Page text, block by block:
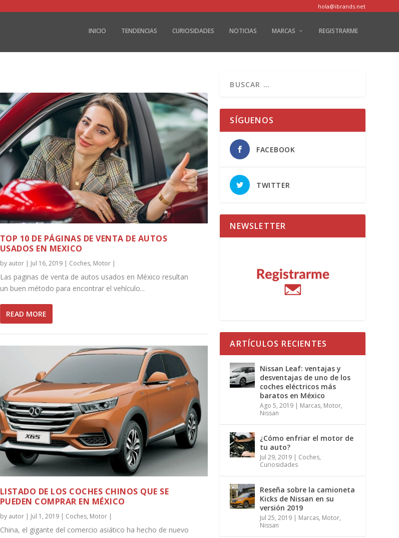
hola@ibrands.net
INICIO TENDENCIAS CURIOSIDADES NOTICIAS MARCAS REGISTRARME
TOP 10 DE PÁGINAS DE VENTA DE AUTOS
USADOS EN MEXICO
by autor| Jul 16, 2019| Coches, Motor|
Las paginas de venta de autos usados en México resultan
un buen método para encontrar el vehículo...
READ MORE
LISTADO DE LOS COCHES CHINOS QUE SE
PUEDEN COMPRAR EN MÉXICO
by autor| Jul 1, 2019| Coches, Motor|
China, el gigante del comercio asiático ha hecho de nuevo
SÍGUENOS
FACEBOOK
TWITTER
NEWSLETTER
ARTÍCULOS RECIENTES
Nissan Leaf: ventajas y
desventajas de uno de los
coches eléctricos más
baratos en México
Ago 5, 2019 | Marcas, Motor,
Nissan
¿Cómo enfriar el motor de
tu auto?
Jul 29, 2019 | Coches,
Curiosidades
Reseña sobre la camioneta
Kicks de Nissan en su
versión 2019
Jul 25, 2019 | Marcas, Motor,
Nissan